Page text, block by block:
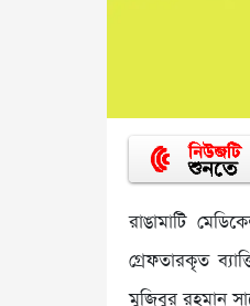
রাঙামাটি
গ্রেফতারকৃত
মুজিবুর রহমান